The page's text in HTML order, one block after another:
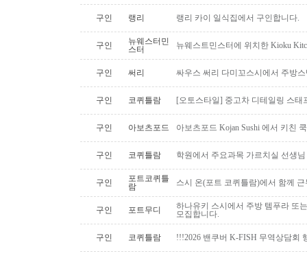
구인 랭리 랭리 카이 일식집에서 구인합니다.
구인
뉴웨스터민
스터
뉴웨스트민스터에 위치한 Kioku
구인 써리 싸우스 써리 다미꼬스시에서 주방
구인 코퀴틀람 [오토스타일] 중고차 디테일링 스태
구인 아보츠포드 아보츠포드 Kojan Sushi 에서 키친
구인 코퀴틀람 학원에서 주요과목 가르치실 선생
구인
포트코퀴틀
람
스시 온(포트 코퀴틀람)에서 함께
구인 포트무디
하나유키 스시에서 주방 템푸라 또
모집합니다.
구인 코퀴틀람 !!!2026 밴쿠버 K-FISH 무역상담회